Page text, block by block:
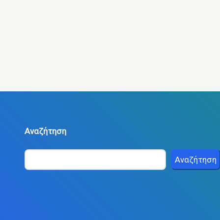
Αναζήτηση
Αναζήτηση